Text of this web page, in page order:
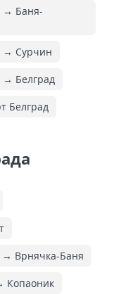
→ Баня-
→ Сурчин
→ Белград
Белград
→ Врнячка-Баня
Копаоник